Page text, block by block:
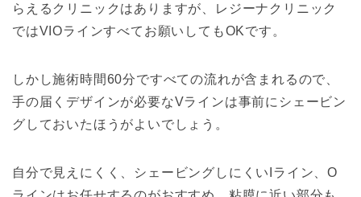
らえるクリニックはありますが、レジーナクリニック
ではVIOラインすべてお願いしてもOKです。
しかし施術時間60分ですべての流れが含まれるので、
手の届くデザインが必要なVラインは事前にシェービン
グしておいたほうがよいでしょう。
自分で見えにくく、シェービングしにくいIライン、O